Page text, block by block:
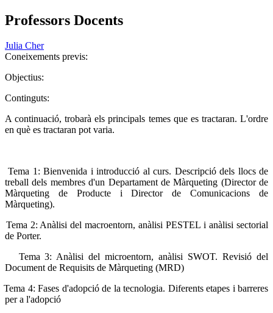
Professors Docents
Julia Cher
Coneixements previs:
Objectius:
Continguts:
A continuació, trobarà els principals temes que es tractaran. L'ordre
en què es tractaran pot varia.
Tema 1: Bienvenida i introducció al curs. Descripció dels llocs de
treball dels membres d'un Departament de Màrqueting (Director de
Màrqueting de Producte i Director de Comunicacions de
Màrqueting).
Tema 2: Anàlisi del macroentorn, anàlisi PESTEL i anàlisi sectorial
de Porter.
Tema 3: Anàlisi del microentorn, anàlisi SWOT. Revisió del
Document de Requisits de Màrqueting (MRD)
Tema 4: Fases d'adopció de la tecnologia. Diferents etapes i barreres
per a l'adopció